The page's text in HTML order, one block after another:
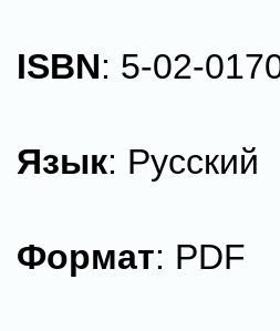
ISBN: 5-02-
Язык: Русский
Формат: PDF